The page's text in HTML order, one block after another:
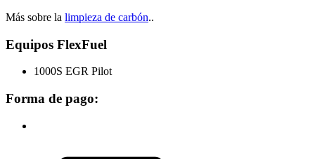
Más sobre la limpieza de carbón..
Equipos FlexFuel
1000S EGR Pilot
Forma de pago: